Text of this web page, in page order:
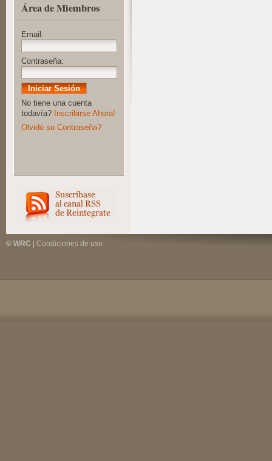
Área de Miembros
Email:
Contraseña:
No tiene una cuenta
todavía? Inscribirse Ahora!
Olvidó su Contraseña?
© WRC Condiciones de uso